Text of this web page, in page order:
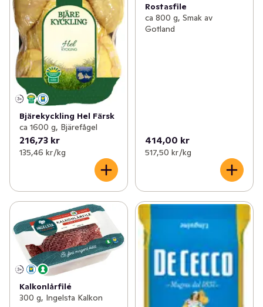
Bjärekyckling Hel Färsk
ca 1600 g, Bjärefågel
216,73 kr
135,46 kr /kg
Rostasfile
ca 800 g, Smak av
Gotland
414,00 kr
517,50 kr /kg
Kalkonlårfilé
300 g, Ingelsta Kalkon